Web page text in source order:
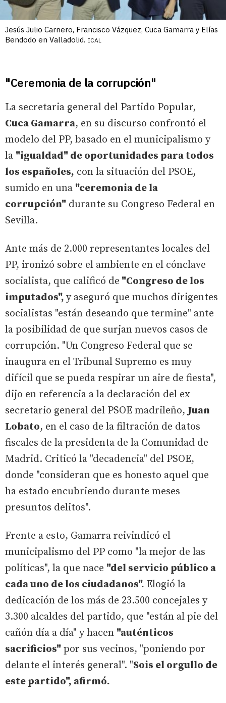
Jesús Julio Carnero, Francisco Vázquez, Cuca Gamarra y Elías
Bendodo en Valladolid. ICAL
"Ceremonia de la corrupción"
La secretaria general del Partido Popular,
Cuca Gamarra, en su discurso confrontó el
modelo del PP, basado en el municipalismo y
la "igualdad" de oportunidades para todos
los españoles, con la situación del PSOE,
sumido en una "ceremonia de la
corrupción" durante su Congreso Federal en
Sevilla.
Ante más de 2.000 representantes locales del
PP, ironizó sobre el ambiente en el cónclave
socialista, que calificó de "Congreso de los
imputados", y aseguró que muchos dirigentes
socialistas "están deseando que termine" ante
la posibilidad de que surjan nuevos casos de
corrupción. "Un Congreso Federal que se
inaugura en el Tribunal Supremo es muy
difícil que se pueda respirar un aire de fiesta",
dijo en referencia a la declaración del ex
secretario general del PSOE madrileño,Juan
Lobato, en el caso de la filtración de datos
fiscales de la presidenta de la Comunidad de
Madrid. Criticó la "decadencia" del PSOE,
donde "consideran que es honesto aquel que
ha estado encubriendo durante meses
presuntos delitos".
Frente a esto, Gamarra reivindicó el
municipalismo del PP como "la mejor de las
políticas", la que nace "del servicio público a
cada uno de los ciudadanos". Elogió la
dedicación de los más de 23.500 concejales y
3.300 alcaldes del partido, que "están al pie del
cañón día a día" y hacen "auténticos
sacrificios" por sus vecinos, "poniendo por
delante el interés general". "Sois el orgullo de
este partido", afirmó.